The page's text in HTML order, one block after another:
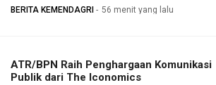
BERITA KEMENDAGRI 56 menit yang lalu
ATR/BPN Raih Penghargaan Komunikasi
Publik dari The Iconomics